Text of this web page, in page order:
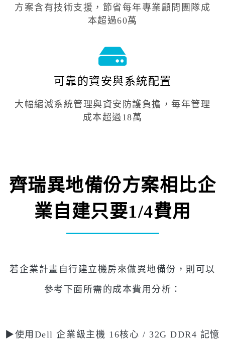
方案含有技術支援，節省每年專業顧問團隊成
本超過60萬
可靠的資安與系統配置
大幅縮減系統管理與資安防護負擔，每年管理
成本超過18萬
齊瑞異地備份方案相比企
業自建只要1/4費用
若企業計畫自行建立機房來做異地備份，則可以
參考下面所需的成本費用分析：
▶︎使用Dell 企業級主機 16核心 / 32G DDR4 記憶